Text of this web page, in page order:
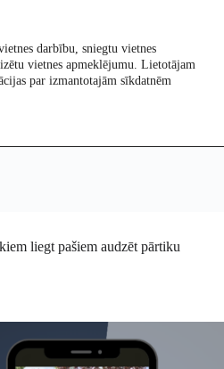
mums Vēlēšanas 2026
liegt pašiem audzēt pārtiku
darbību, sniegtu vietnes
vietnes apmeklējumu. Lietotājam
par izmantotajām sīkdatnēm